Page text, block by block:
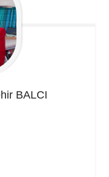
BALCI